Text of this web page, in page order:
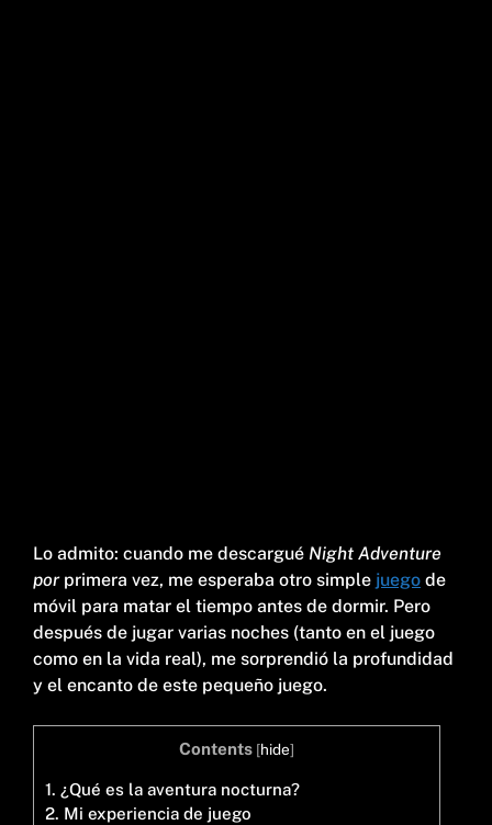
Lo admito: cuando me descargué Night Adventure
porprimera vez, me esperaba otro simple juego de
móvil para matar el tiempo antes de dormir. Pero
después de jugar varias noches (tanto en el juego
como en la vida real), me sorprendió la profundidad
y el encanto de este pequeño juego.
Contents [hide]
1. ¿Qué es la aventura nocturna?
2. Mi experiencia de juego